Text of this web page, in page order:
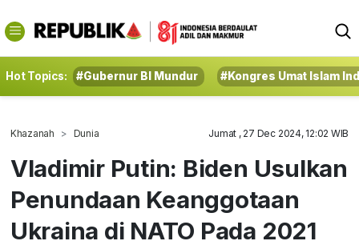
Hot Topics: #Gubernur BI Mundur #Kongres Umat Islam
Khazanah Dunia Jumat , 27 Dec 2024, 12:02 WIB
Vladimir Putin: Biden Usulkan
Penundaan Keanggotaan
Ukraina di NATO Pada 2021